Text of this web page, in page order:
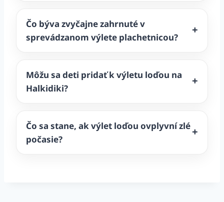
Čo býva zvyčajne zahrnuté v
sprevádzanom výlete plachetnicou?
Môžu sa deti pridať k výletu loďou na
Halkidiki?
Čo sa stane, ak výlet loďou ovplyvní zlé
počasie?